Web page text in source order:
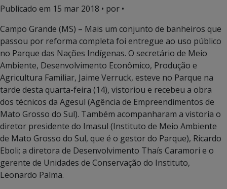
Publicado em 15 mar 2018 • por •
Campo Grande (MS) – Mais um conjunto de banheiros que
passou por reforma completa foi entregue ao uso público
no Parque das Nações Indígenas. O secretário de Meio
Ambiente, Desenvolvimento Econômico, Produção e
Agricultura Familiar, Jaime Verruck, esteve no Parque na
tarde desta quarta-feira (14), vistoriou e recebeu a obra
dos técnicos da Agesul (Agência de Empreendimentos de
Mato Grosso do Sul). Também acompanharam a vistoria o
diretor presidente do Imasul (Instituto de Meio Ambiente
de Mato Grosso do Sul, que é o gestor do Parque), Ricardo
Eboli; a diretora de Desenvolvimento Thaís Caramori e o
gerente de Unidades de Conservação do Instituto,
Leonardo Palma.